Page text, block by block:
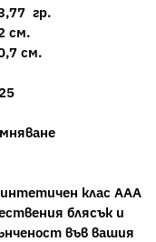
гр.
см.
см.
клас ААА
блясък и
във вашия